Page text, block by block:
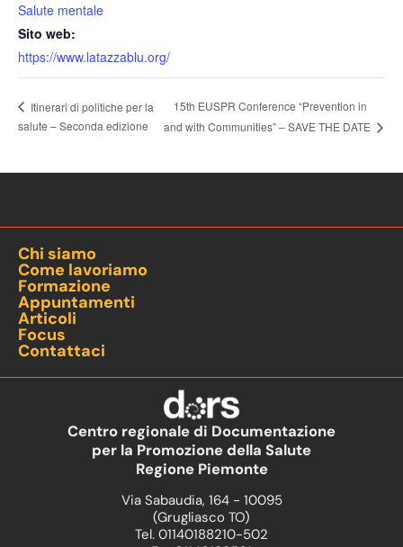
Salute mentale
Sito web:
https://www.latazzablu.org/
Itinerari di politiche per la
salute – Seconda edizione
15th EUSPR Conference “Prevention in
and with Communities” – SAVE THE DATE
Chi siamo
Come lavoriamo
Formazione
Appuntamenti
Articoli
Focus
Contattaci
Centro regionale di Documentazione
per la Promozione della Salute
Regione Piemonte
Via Sabaudia, 164 - 10095
(Grugliasco TO)
Tel. 01140188210-502